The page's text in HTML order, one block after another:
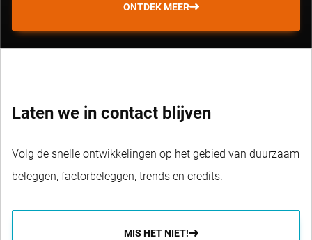
ONTDEK MEER
Laten we in contact blijven
Volg de snelle ontwikkelingen op het gebied van duurzaam
beleggen, factorbeleggen, trends en credits.
MIS HET NIET!